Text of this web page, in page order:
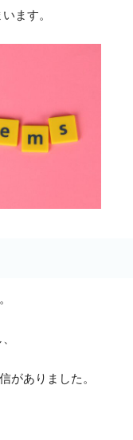
ます。
がありました。